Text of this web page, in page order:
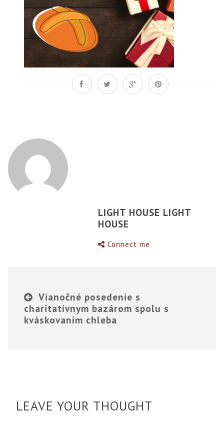
LIGHT HOUSE LIGHT
HOUSE
Connect me
Vianočné posedenie s
charitatívnym bazárom spolu s
kváskovaním chleba
LEAVE YOUR THOUGHT